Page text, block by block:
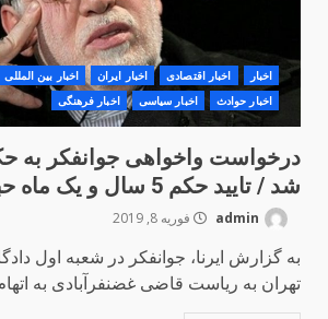
اخبار اخبار اقتصادی اخبار ایران اخبار بین المللی
اخبار حوادث
اخبار سیاسی اخبار فرهنگی
درخواست واخواهی جوانفکر به
شد / تایید حکم 5 سال و یک ماه حبس
فوریه 8, 2019
به گزارش ایرنا، جوانفکر در شعبه اول
تهران به ریاست قاضی غضنفرآبادی به